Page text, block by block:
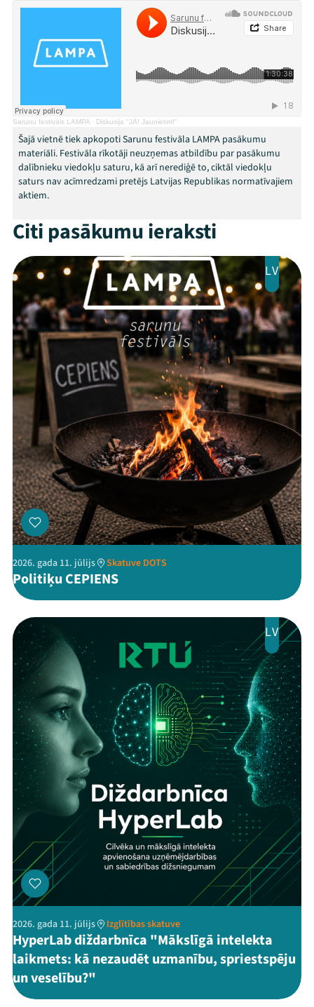
Programma
Arhīvs
Jaunumi
Ziedo
Veikals
Kontakti
ThreadsFacebookYoutube
X Instagram
Flick TikTok
Sarunu festivāls LAMPA · Diskusija "JĀ! Jaunietim!"
Šajā vietnē tiek apkopoti Sarunu festivāla LAMPA pasākumu
materiāli. Festivāla rīkotāji neuzņemas atbildību par pasākumu
dalībnieku viedokļu saturu, kā arī nerediģē to, ciktāl viedokļu
saturs nav acīmredzami pretējs Latvijas Republikas normatīvajiem
aktiem.
Citi pasākumu ieraksti
LV
2026. gada 11. jūlijs Skatuve DOTS
Politiķu CEPIENS
LV
2026. gada 11. jūlijs Izglītības skatuve
HyperLab diždarbnīca "Mākslīgā intelekta
laikmets: kā nezaudēt uzmanību, spriestspēju
un veselību?"